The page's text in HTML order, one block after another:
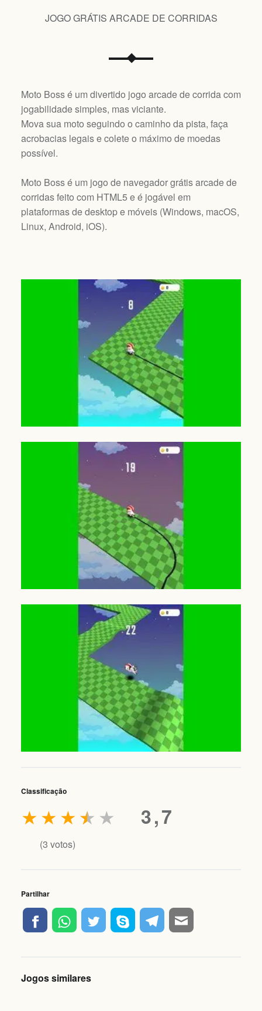
JOGO GRÁTIS ARCADE DE CORRIDAS
Moto Boss é um divertido jogo arcade de corrida com
jogabilidade simples, mas viciante.
Mova sua moto seguindo o caminho da pista, faça
acrobacias legais e colete o máximo de moedas
possível.
Moto Boss é um jogo de navegador grátis arcade de
corridas feito com HTML5 e é jogável em
plataformas de desktop e móveis (Windows, macOS,
Linux, Android, iOS).
Classificação
3,7
★
★
★
★
★
(3 votos)
Partilhar
Jogos similares